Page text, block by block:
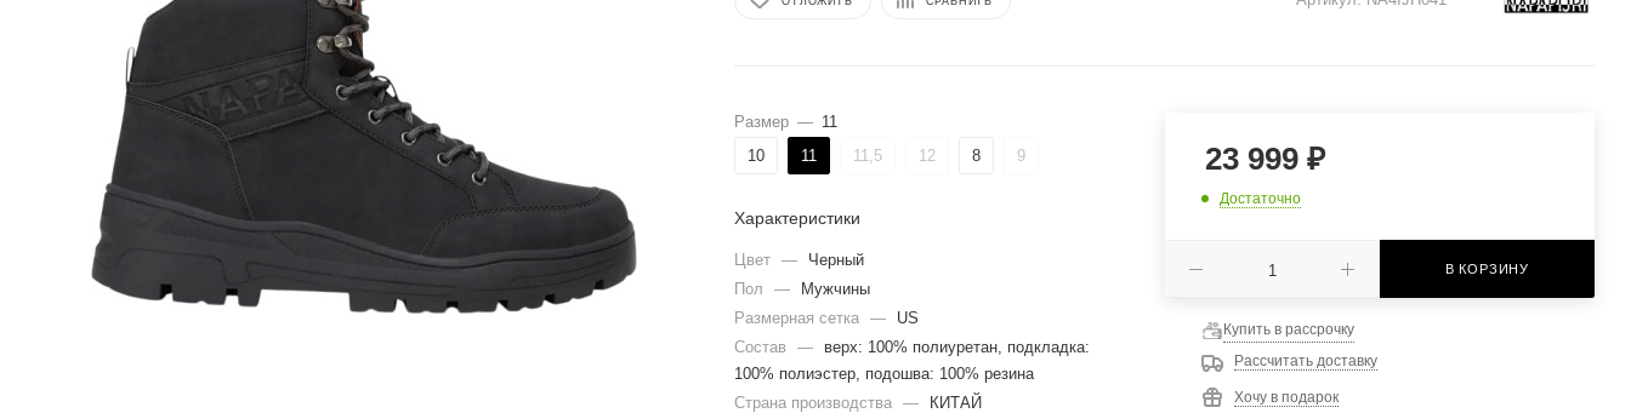
Размер — 11
10
11 11,5 12 8 9
Характеристики
Цвет —
Черный
Пол
—
Мужчины
Размерная сетка
—
US
Состав
—
верх: 100% полиуретан, подкладка:
100% полиэстер, подошва: 100% резина
Страна производства
—
КИТАЙ
23 999₽
Достаточно
В КОРЗИНУ
Купить в рассрочку
Рассчитать доставку
Хочу в подарок